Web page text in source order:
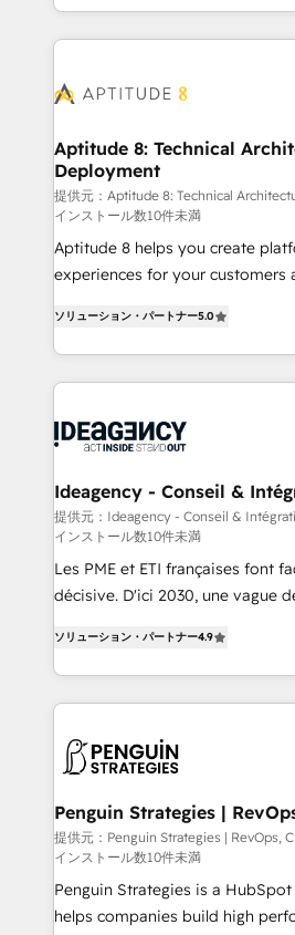
votre projet HubSpot,
un échange dédié.
auprès de vos comptes existants. En France
l'international, nous travaillons
delà d’une simple
➤ L’intégration de CRM et de
pour aligner les équipes
support client (data migration,
audit et maintenance) ➤ La création de sites internet
de conversion qui transforment
opportunités d'affaires ➤ La mise en place de
emailing) Informations clés : - 10 ans d'expérience -
100+ intégrations CRM
cumulées
Aptitude 8: Technical
Deployment
提供元：Aptitude 8: Technical
インストール数10件未満
Aptitude 8 helps you create
experiences for your customers
across your entire tech stack. Aptitude 8 is trusted
by top brands such as Lenovo,
International Sports Sciences
Randstad, Uber Freight, and HubSpot
partner and expertise across
business-first process building,
custom development, and extensibility.
work with Aptitude 8, you get a
individual – with embedded
100% US-based, FTE team members. We
project-based and managed
that include new HubSpot
integration, extensibility,
ongoing RevOps support.
ソリューション・パートナー5.0
Ideagency - Conseil &
提供元：Ideagency - Conseil &
インストール数10件未満
Les PME et ETI françaises font
décisive. D'ici 2030, une vague
entreprises qui auront réussi leur
problème ? 58% des dirigeants
vitale pour leur survie. Mais
données. C'est le paradoxe
Augmentée. Ce n'est pas une
l'IA. C'est une organisation qui a
entre l'expertise humaine et
Pas pour remplacer l'humain,
Chez Ideagency, nous
ソリューション・パートナー4.9
Penguin Strategies |
提供元：Penguin Strategies | RevOps,
インストール数10件未満
Penguin Strategies is a
helps companies build high